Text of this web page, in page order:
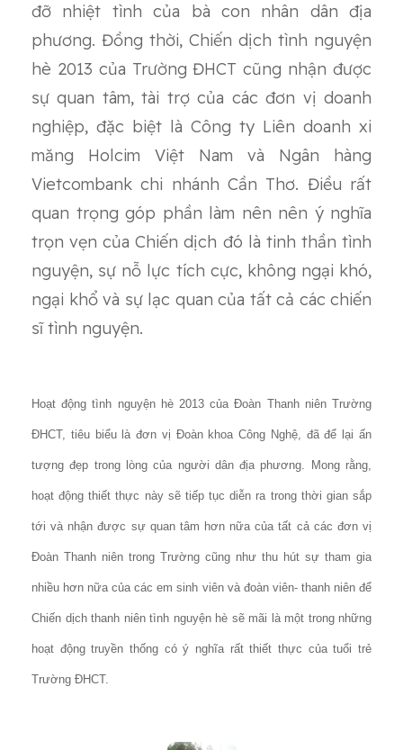
đỡ nhiệt tình của bà con nhân dân địa
phương. Đồng thời, Chiến dịch tình nguyện
hè 2013 của Trường ĐHCT cũng nhận được
sự quan tâm, tài trợ của các đơn vị doanh
nghiệp, đặc biệt là Công ty Liên doanh xi
măng Holcim Việt Nam và Ngân hàng
Vietcombank chi nhánh Cần Thơ. Điều rất
quan trọng góp phần làm nên nên ý nghĩa
trọn vẹn của Chiến dịch đó là tinh thần tình
nguyện, sự nỗ lực tích cực, không ngại khó,
ngại khổ và sự lạc quan của tất cả các chiến
sĩ tình nguyện.
Hoạt động tình nguyện hè 2013 của Đoàn Thanh niên Trường
ĐHCT, tiêu biểu là đơn vị Đoàn khoa Công Nghệ, đã để lại ấn
tượng đẹp trong lòng của người dân địa phương. Mong rằng,
hoạt động thiết thực này sẽ tiếp tục diễn ra trong thời gian sắp
tới và nhận được sự quan tâm hơn nữa của tất cả các đơn vị
Đoàn Thanh niên trong Trường cũng như thu hút sự tham gia
nhiều hơn nữa của các em sinh viên và đoàn viên- thanh niên để
Chiến dịch thanh niên tình nguyện hè sẽ mãi là một trong những
hoạt động truyền thống có ý nghĩa rất thiết thực của tuổi trẻ
Trường ĐHCT.